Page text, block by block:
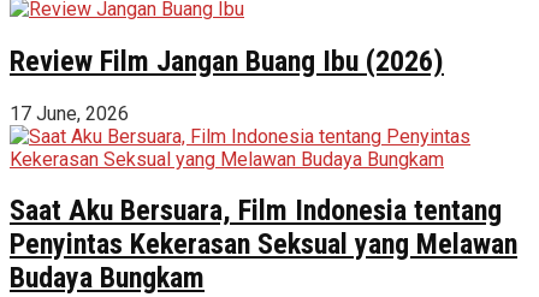
Review Film Jangan Buang Ibu (2026)
17 June, 2026
Saat Aku Bersuara, Film Indonesia tentang
Penyintas Kekerasan Seksual yang Melawan
Budaya Bungkam